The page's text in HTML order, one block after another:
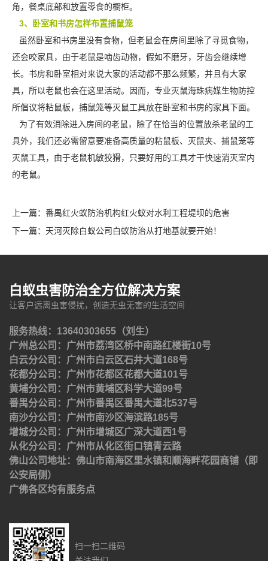
角，餐桌底部和放置零食的橱柜。
3、卧室和书房怎样布置捕鼠笼
虽然卧室和书房里没有食物，但老鼠会在房间里除了寻觅食物，
还会咬家具，由于老鼠是啮齿动物，假如不磨牙，牙齿会继续增
长。书房和卧室相对来说大家的活动都不那么频繁，并且有大家
具，所以老鼠也会在这里活动。因而，专业灭鼠海珠病媒生物防控
所倡议将粘鼠板，捕鼠笼等灭鼠工具放在卧室和书房的家具下面。
为了有效消除进入房间的老鼠，除了在恰当的位置放杀老鼠的工
具外，我们还必需留意要准备高质量的粘鼠板、灭鼠夹、捕鼠笼等
灭鼠工具，由于老鼠机敏狡猾，只要好用的工具才干快速消灭室内
的老鼠。
上一篇： 番禺红火蚁防治机构红火蚁对水利工程堤坝的危害
下一篇： 天河灭除白蚁公司白蚁防治从打地基就要开始！
白蚁虫害防治全方位解决方案
让客户远离虫害侵扰，创造无虫无害的生活空间
服务热线：13640303655（刘生）
广州总公司：广州市荔湾区桥中南路红楼街10号
白云分公司：广州市白云区石井大道168号
花都分公司：广州市花都区花都大道101号
黄埔分公司：广州市黄埔区科学大道99号
番禺分公司：广州市番禺区番禺大道北537号
南沙分公司：广州市南沙区海滨路185号
增城分公司：广州市增城区广深大道西1号
从化分公司：广州市从化区街口镇青云路
佛山公司地址：佛山市南海区里水镇和顺海畔花园商铺（即
公安局侧）
广佛各区均有服务点
扫一扫二维码